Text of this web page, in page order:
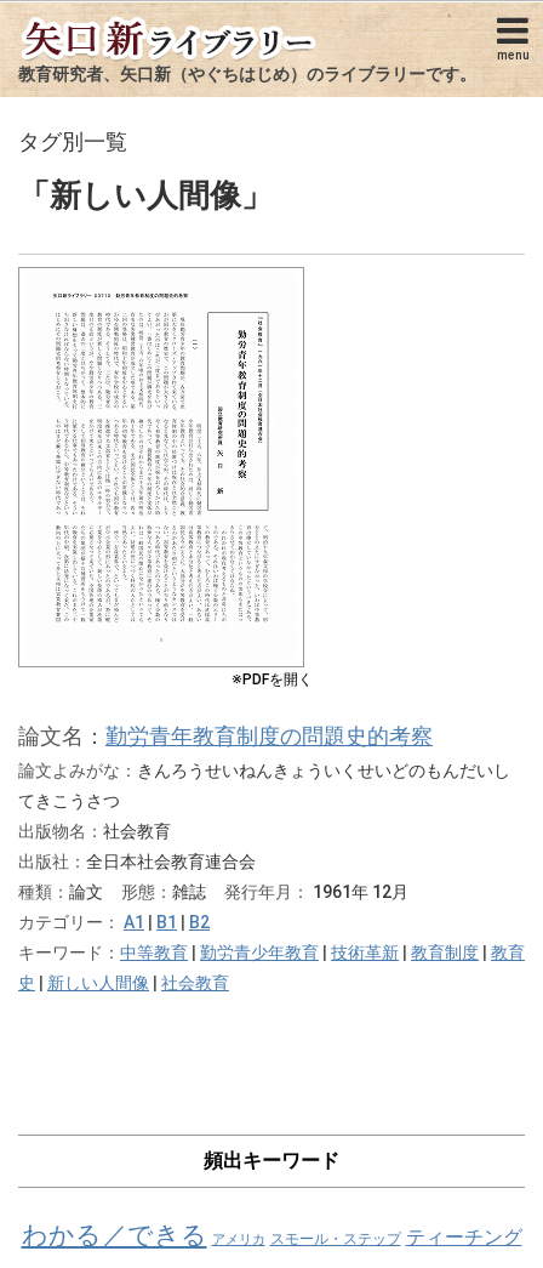
menu
教育研究者、矢口新（やぐちはじめ）のライブラリーです。
タグ別一覧
「新しい人間像」
※PDFを開く
論文名： 勤労青年教育制度の問題史的考察
論文よみがな： きんろうせいねんきょういくせいどのもんだいし
てきこうさつ
出版物名： 社会教育
出版社： 全日本社会教育連合会
種類： 論文 形態： 雑誌 発行年月：
1961年 12月
カテゴリー： A1 B1
B2
キーワード： 中等教育 勤労青少年教育 技術革新 教育制度
教育
史
新しい人間像 社会教育
頻出キーワード
わかる／できる アメリカ スモール・ステップ ティーチング